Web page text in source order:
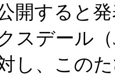
開すると
スデール
し、この